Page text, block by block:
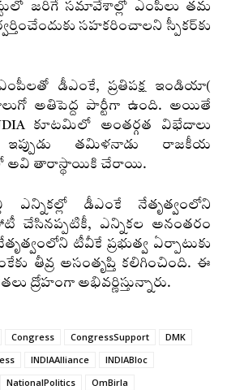
జరిగే సమావేశాల్లో ఎంపీలు తమ
సహకరించాలని స్పీకర్‌కు
ఎంపీలతో డీఎంకే, ప్రతిపక్ష ఇండియా(
అతిపెద్ద పార్టీగా ఉంది. అయితే
కూటమిలో అంతర్గత విభేదాలు
ఇప్పుడు తమిళనాడు రాజకీయ
అవి తారాస్థాయికి చేరాయి.
ఎన్నికల్లో డీఎంకే నేతృత్వంలోని
చేసినప్పటికీ, ఎన్నికల అనంతరం
టీవీకే ప్రభుత్వ ఏర్పాటుకు
తీవ్ర అసంతృప్తి కలిగించింది. ఈ
ద్రోహంగా అభివర్ణిస్తున్నారు.
Congress CongressSupport
DMK
INDIAAlliance
INDIABloc
NationalPolitics
OmBirla